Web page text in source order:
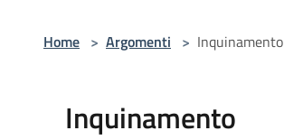
Home > Argomenti > Inquinamento
Inquinamento